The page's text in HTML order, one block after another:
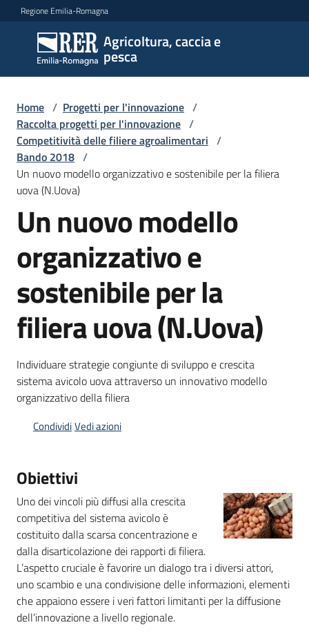
Vai al contenuto
Vai alla navigazione
Vai al footer
Regione Emilia-Romagna
Agricoltura, caccia e
pesca
Agricoltura,
caccia e
pesca
Argomenti
Novità
Servizi
Leggi
atti
bandi
Piani
programmi
progetti
Agricoltura
in
cifre
Seguici
su
Home / Progetti per l'innovazione /
Raccolta progetti per l'innovazione /
Competitività delle filiere agroalimentari /
Bando 2018 /
Un nuovo modello organizzativo e sostenibile per la filiera
uova (N.Uova)
Un nuovo modello
organizzativo e
sostenibile per la
filiera uova (N.Uova)
Individuare strategie congiunte di sviluppo e crescita
sistema avicolo uova attraverso un innovativo modello
organizzativo della filiera
CondividiVedi azioni
Obiettivi
Uno dei vincoli più diffusi alla crescita
competitiva del sistema avicolo è
costituito dalla scarsa concentrazione e
dalla disarticolazione dei rapporti di filiera.
L’aspetto cruciale è favorire un dialogo tra i diversi attori,
uno scambio e una condivisione delle informazioni, elementi
che appaiono essere i veri fattori limitanti per la diffusione
dell’innovazione a livello regionale.